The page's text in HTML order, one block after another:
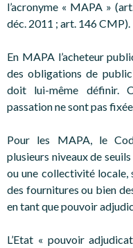
l’acronyme « MAPA »
déc. 2011 ; art. 146 CMP).
En MAPA l’acheteur
des obligations de
doit lui-même définir.
passation ne sont pas
Pour les MAPA, le
plusieurs niveaux de
ou une collectivité locale,
des fournitures ou bien
en tant que pouvoir
L’Etat « pouvoir